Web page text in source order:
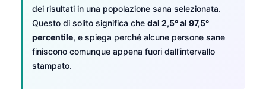
dei risultati in una popolazione sana selezionata.
Questo di solito significa che dal 2,5° al 97,5°
percentile, e spiega perché alcune persone sane
finiscono comunque appena fuori dall’intervallo
stampato.